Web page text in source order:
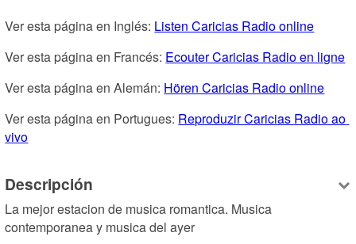
Ver esta página en Inglés: Listen Caricias Radio online
Ver esta página en Francés: Ecouter Caricias Radio en ligne
Ver esta página en Alemán: Hören Caricias Radio online
Ver esta página en Portugues: Reproduzir Caricias Radio ao
vivo
Descripción
La mejor estacion de musica romantica. Musica
contemporanea y musica del ayer